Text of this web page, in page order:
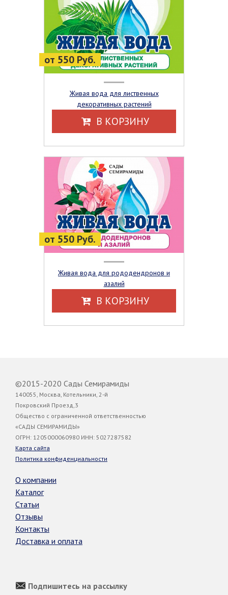
от 550 Руб.
Живая вода для лиственных
декоративных растений
В КОРЗИНУ
от 550 Руб.
Живая вода для рододендронов и
азалий
В КОРЗИНУ
©2015-2020 Сады Семирамиды
140055, Москва, Котельники, 2-й
Покровский Проезд,3
Общество с ограниченной ответственностью
«САДЫ СЕМИРАМИДЫ»
ОГРН: 1205000060980 ИНН: 5027287582
Карта сайта
Политика конфиденциальности
О компании
Каталог
Статьи
Отзывы
Контакты
Доставка и оплата
Подпишитесь на рассылку